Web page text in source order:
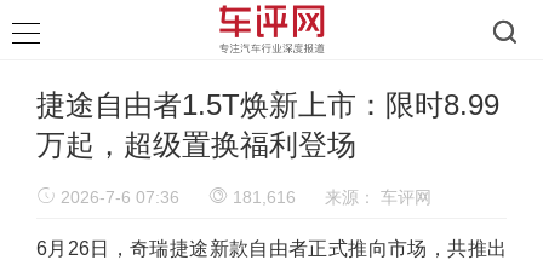
捷途自由者1.5T焕新上市：限时8.99
万起，超级置换福利登场
2026-7-6 07:36 181,616 来源： 车评网
6月26日，奇瑞捷途新款自由者正式推向市场，共推出